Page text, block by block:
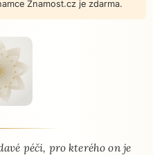
Znamost.cz je zdarma.
péči, pro kterého on je